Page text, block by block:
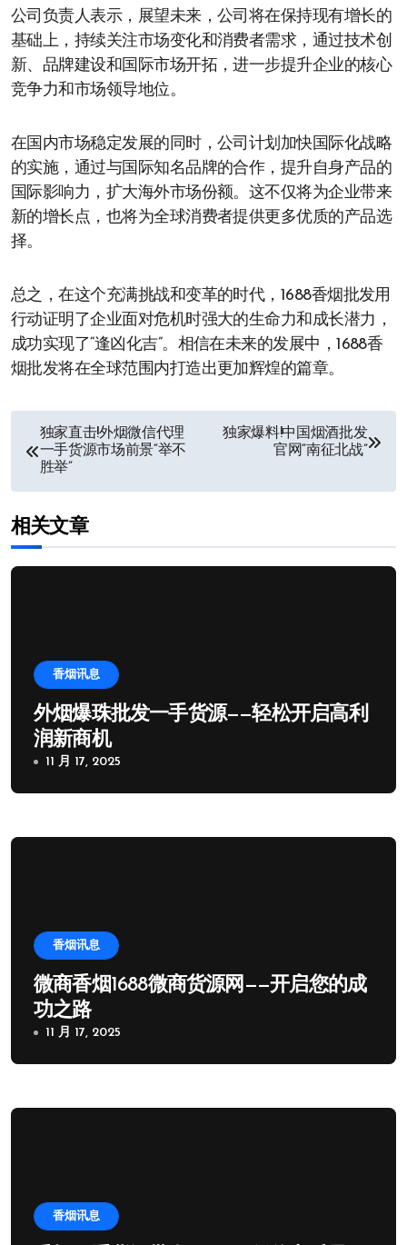
公司负责人表示，展望未来，公司将在保持现有增长的
基础上，持续关注市场变化和消费者需求，通过技术创
新、品牌建设和国际市场开拓，进一步提升企业的核心
竞争力和市场领导地位。
在国内市场稳定发展的同时，公司计划加快国际化战略
的实施，通过与国际知名品牌的合作，提升自身产品的
国际影响力，扩大海外市场份额。这不仅将为企业带来
新的增长点，也将为全球消费者提供更多优质的产品选
择。
总之，在这个充满挑战和变革的时代，1688香烟批发用
行动证明了企业面对危机时强大的生命力和成长潜力，
成功实现了“逢凶化吉”。相信在未来的发展中，1688香
烟批发将在全球范围内打造出更加辉煌的篇章。
导
航
独家直击!外烟微信代理
一手货源市场前景“举不
胜举”
独家爆料!中国烟酒批发
官网“南征北战”
相关文章
香烟讯息
外烟爆珠批发一手货源——轻松开启高利
润新商机
11 月 17, 2025
香烟讯息
微商香烟1688微商货源网——开启您的成
功之路
11 月 17, 2025
香烟讯息